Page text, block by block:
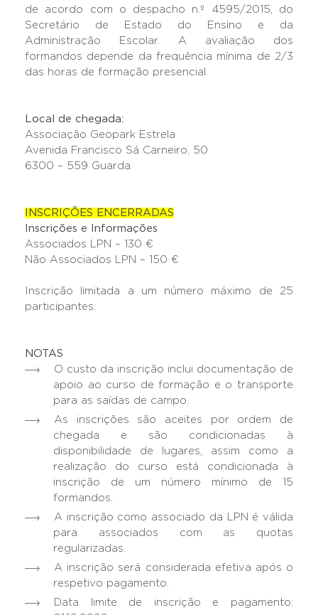
de acordo com o despacho n.º 4595/2015, do
Secretário de Estado do Ensino e da
Administração Escolar. A avaliação dos
formandos depende da frequência mínima de 2/3
das horas de formação presencial.
Local de chegada:
Associação Geopark Estrela
Avenida Francisco Sá Carneiro, 50
6300 – 559 Guarda
INSCRIÇÕES ENCERRADAS
Inscrições e Informações
Associados LPN – 130 €
Não Associados LPN – 150 €
Inscrição limitada a um número máximo de 25
participantes.
NOTAS
O custo da inscrição inclui documentação de
apoio ao curso de formação e o transporte
para as saídas de campo.
As inscrições são aceites por ordem de
chegada e são condicionadas à
disponibilidade de lugares, assim como a
realização do curso está condicionada à
inscrição de um número mínimo de 15
formandos.
A inscrição como associado da LPN é válida
para associados com as quotas
regularizadas.
A inscrição será considerada efetiva após o
respetivo pagamento.
Data limite de inscrição e pagamento: